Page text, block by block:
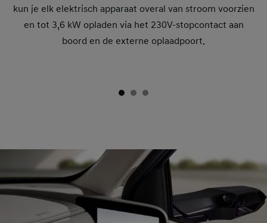
kun je elk elektrisch apparaat overal van stroom voorzien
en tot 3,6 kW opladen via het 230V-stopcontact aan
boord en de externe oplaadpoort.